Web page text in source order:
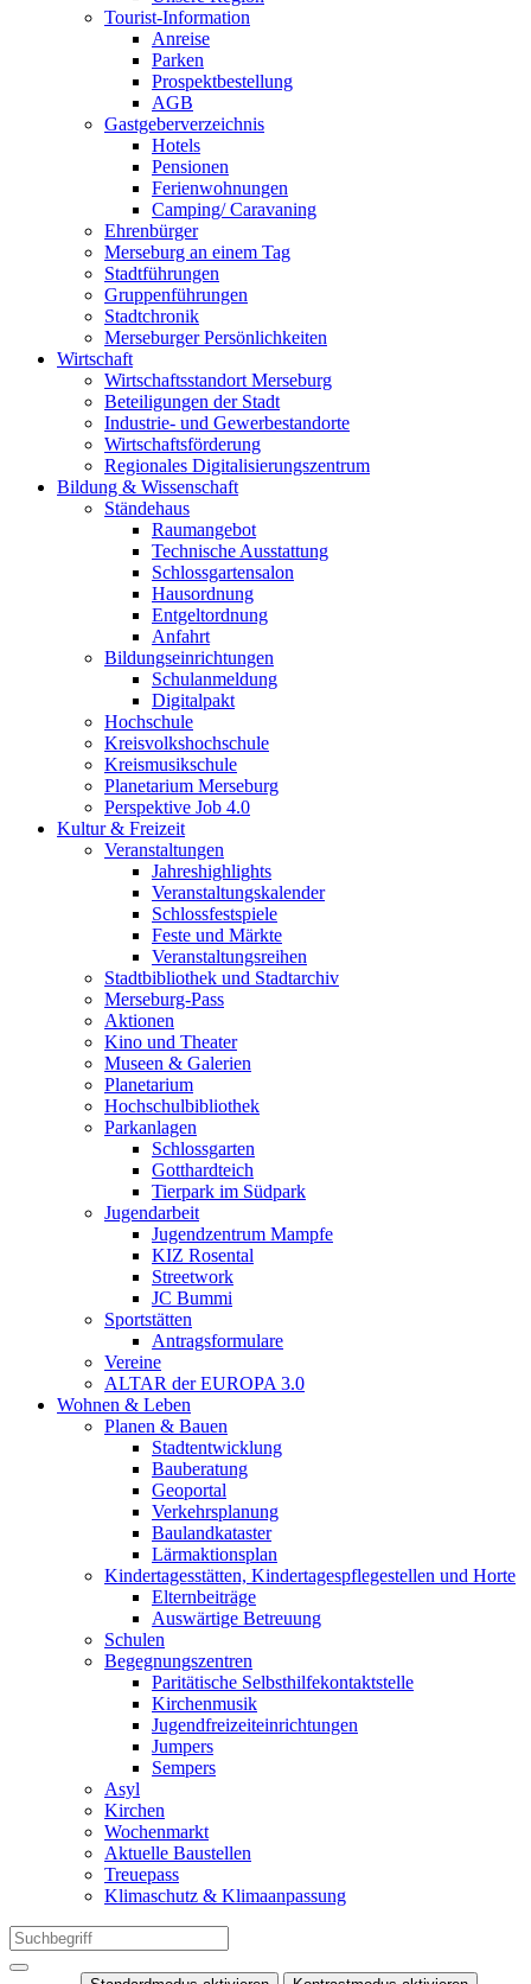
Tourist-Information
Anreise
Parken
Prospektbestellung
AGB
Gastgeberverzeichnis
Hotels
Pensionen
Ferienwohnungen
Camping/ Caravaning
Ehrenbürger
Merseburg an einem Tag
Stadtführungen
Gruppenführungen
Stadtchronik
Merseburger Persönlichkeiten
Wirtschaft
Wirtschaftsstandort Merseburg
Beteiligungen der Stadt
Industrie- und Gewerbestandorte
Wirtschaftsförderung
Regionales Digitalisierungszentrum
Bildung & Wissenschaft
Ständehaus
Raumangebot
Technische Ausstattung
Schlossgartensalon
Hausordnung
Entgeltordnung
Anfahrt
Bildungseinrichtungen
Schulanmeldung
Digitalpakt
Hochschule
Kreisvolkshochschule
Kreismusikschule
Planetarium Merseburg
Perspektive Job 4.0
Kultur & Freizeit
Veranstaltungen
Jahreshighlights
Veranstaltungskalender
Schlossfestspiele
Feste und Märkte
Veranstaltungsreihen
Stadtbibliothek und Stadtarchiv
Merseburg-Pass
Aktionen
Kino und Theater
Museen & Galerien
Planetarium
Hochschulbibliothek
Parkanlagen
Schlossgarten
Gotthardteich
Tierpark im Südpark
Jugendarbeit
Jugendzentrum Mampfe
KIZ Rosental
Streetwork
JC Bummi
Sportstätten
Antragsformulare
Vereine
ALTAR der EUROPA 3.0
Wohnen & Leben
Planen & Bauen
Stadtentwicklung
Bauberatung
Geoportal
Verkehrsplanung
Baulandkataster
Lärmaktionsplan
Kindertagesstätten, Kindertagespflegestellen und Horte
Elternbeiträge
Auswärtige Betreuung
Schulen
Begegnungszentren
Paritätische Selbsthilfekontaktstelle
Kirchenmusik
Jugendfreizeiteinrichtungen
Jumpers
Sempers
Asyl
Kirchen
Wochenmarkt
Aktuelle Baustellen
Treuepass
Klimaschutz & Klimaanpassung